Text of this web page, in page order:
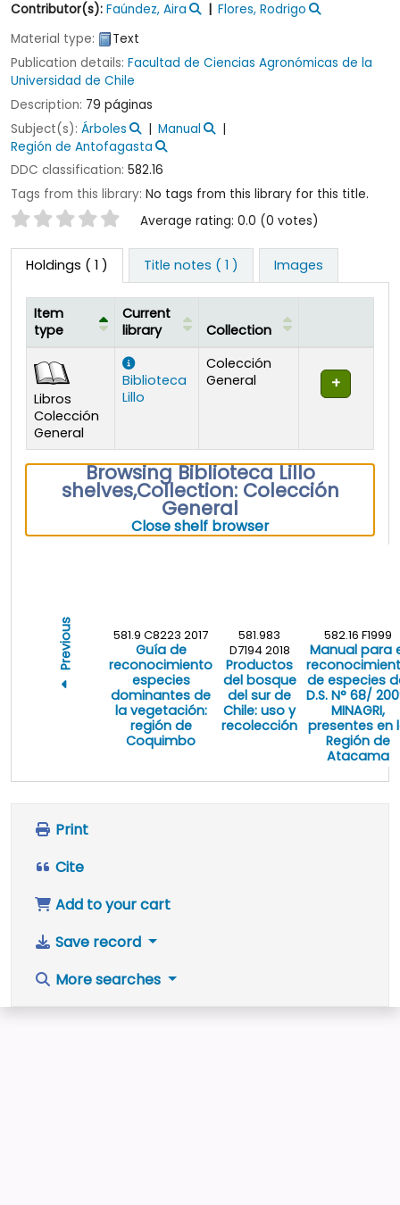
Contributor(s): Faúndez, Aira
Flores, Rodrigo
Material type:
Text
Publication details: Facultad de Ciencias Agronómicas de la
Universidad de Chile
Description: 79 páginas
Subject(s): Árboles
Manual
Región de Antofagasta
DDC classification: 582.16
Tags from this library: No tags from this library for this title.
Star ratings Average rating: 0.0 (0 votes)
Holdings ( 1 ) Title notes ( 1 ) Images
Holdings
Item
type
Current
library
Collection
Libros
Colección
General
Biblioteca
Lillo
Colección
General
Browsing Biblioteca Lillo
shelves,Collection: Colección
General
Close shelf browser(Hides shelf
Previous 581.9 C8223 2017
Guía de
reconocimiento
especies
dominantes de
la vegetación:
región de
Coquimbo
581.983
D7194 2018
Productos
del bosque
del sur de
Chile: uso y
recolección
582.16 F1999
Manual para
de especies
D.S. N° 68/
MINAGRI,
presentes en
Región de
Atacama
Print
Cite
Add to your cart
Save record
More searches